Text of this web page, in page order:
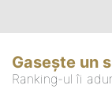
Gasește un
Ranking-ul îi